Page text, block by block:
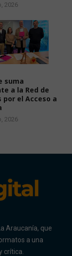
2026
suma
a la Red de
por el Acceso a
2026
Araucanía, que
a una
crítica.